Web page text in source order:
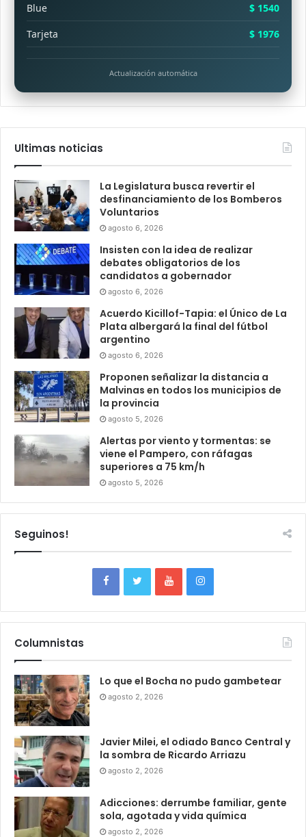
Blue
$ 1540
Tarjeta
$ 1976
Actualización automática
Ultimas noticias
La Legislatura busca revertir el
desfinanciamiento de los Bomberos
Voluntarios
agosto 6, 2026
Insisten con la idea de realizar
debates obligatorios de los
candidatos a gobernador
agosto 6, 2026
Acuerdo Kicillof-Tapia: el Único de La
Plata albergará la final del fútbol
argentino
agosto 6, 2026
Proponen señalizar la distancia a
Malvinas en todos los municipios de
la provincia
agosto 5, 2026
Alertas por viento y tormentas: se
viene el Pampero, con ráfagas
superiores a 75 km/h
agosto 5, 2026
Seguinos!
Columnistas
Lo que el Bocha no pudo gambetear
agosto 2, 2026
Javier Milei, el odiado Banco Central y
la sombra de Ricardo Arriazu
agosto 2, 2026
Adicciones: derrumbe familiar, gente
sola, agotada y vida química
agosto 2, 2026